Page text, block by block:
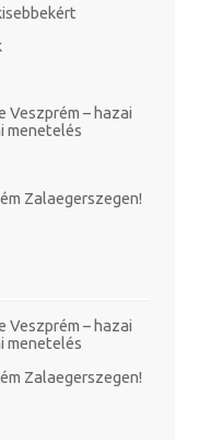
Veszprém – hazai
menetelés
Zalaegerszegen!
Veszprém – hazai
menetelés
Zalaegerszegen!